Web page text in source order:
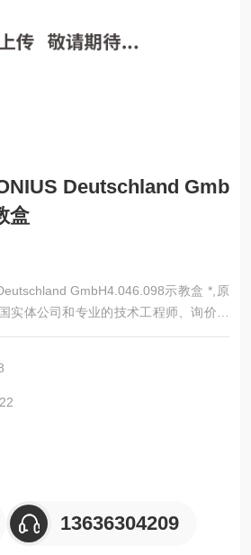
Deutschland Gmb
盒
GmbH4.046.098示教盒 *,原
实体公司和专业的技术工程师、询价客
队,原厂直购更省钱：真正实现源头采
速的送达.
13636304209